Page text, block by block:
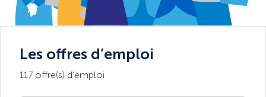
Les offres d’emploi
117 offre(s) d’emploi